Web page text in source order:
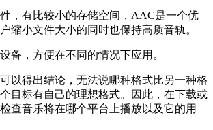
，有比较小的存储空间，AAC是一个优
缩小文件大小的同时也保持高质音轨。
备，方便在不同的情况下应用。
可以得出结论，无法说哪种格式比另一种格
目标有自己的理想格式。因此，在下载或
查音乐将在哪个平台上播放以及它的用